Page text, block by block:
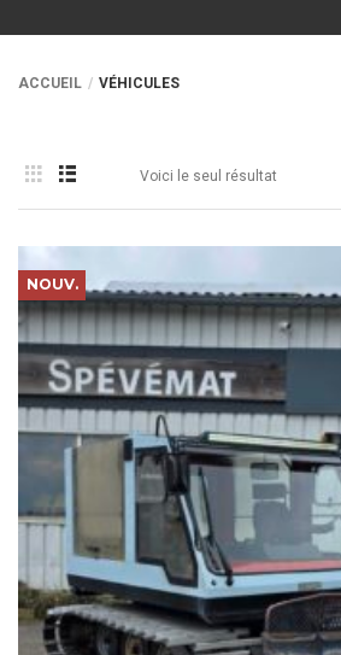
ACCUEIL VÉHICULES
Voici le seul résultat
NOUV.